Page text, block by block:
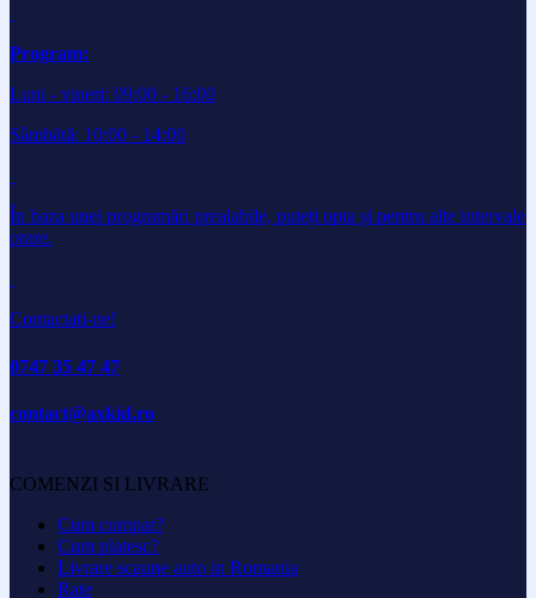
Program:
Luni - vineri: 09:00 - 16:00
Sâmbătă: 10:00 - 14:00
În baza unei programări prealabile, puteți opta și pentru alte intervale
orare.
Contactati-ne!
0747 35 47 47
contact@axkid.ro
COMENZI SI LIVRARE
Cum cumpar?
Cum platesc?
Livrare scaune auto in Romania
Rate